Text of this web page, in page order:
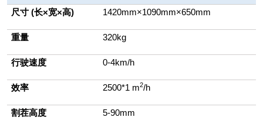
尺寸 (长×宽×高) 1420mm×1090mm×650mm
重量 320kg
行驶速度 0-4km/h
效率 2500*1 m2/h
割茬高度 5-90mm